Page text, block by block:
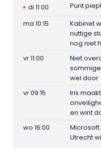
di 11:00
Punt
ma 10:15
Kabinet
nuttige
nog niet
vr 11:00
Niet
wel door
vr 09:15
Iris
en wint
wo 16:00
Microsoft
Utrecht